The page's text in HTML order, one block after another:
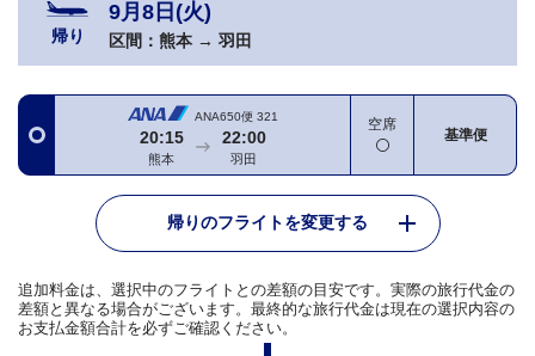
帰り
9月8日(火)
区間： 熊本 → 羽田
ANA650便 321
20:15
熊本
22:00
羽田
空席
基準便
帰りのフライトを変更する
追加料金は、選択中のフライトとの差額の目安です。実際の旅行代金の
差額と異なる場合がございます。最終的な旅行代金は現在の選択内容の
お支払金額合計を必ずご確認ください。